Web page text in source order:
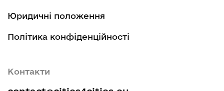
Юридичні положення
Політика конфіденційності
Контакти